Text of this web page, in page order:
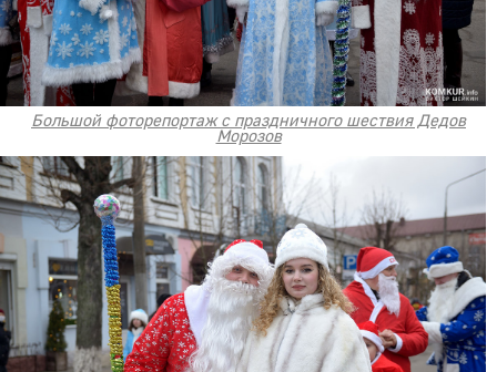
Большой фоторепортаж с праздничного шествия Дедов
Морозов